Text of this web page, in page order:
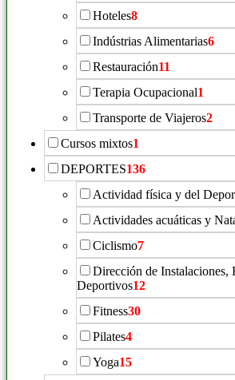
Hoteles8
Indústrias Alimentarias6
Restauración11
Terapia Ocupacional1
Transporte de Viajeros2
Cursos mixtos1
DEPORTES136
Actividad física y del
Actividades acuáticas y
Ciclismo7
Dirección de Instalaciones,
Deportivos12
Fitness30
Pilates4
Yoga15